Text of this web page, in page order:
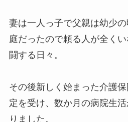
妻は一人っ子で父親は幼少
庭だったので頼る人が全く
闘する日々。
その後新しく始まった介護
定を受け、数か月の病院生
りました。